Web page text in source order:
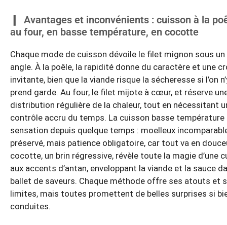
Avantages et inconvénients : cuisson à la
au four, en basse température, en cocotte
Chaque mode de cuisson dévoile le filet mignon sous
angle. À la poêle, la rapidité donne du caractère et une
invitante, bien que la viande risque la sécheresse si l’on
prend garde. Au four, le filet mijote à cœur, et réserve
distribution régulière de la chaleur, tout en nécessitant
contrôle accru du temps. La cuisson basse
sensation depuis quelque temps : moelleux
préservé, mais patience obligatoire, car tout va en
cocotte, un brin régressive, révèle toute la magie d’une
aux accents d’antan, enveloppant la viande et la sauce
ballet de saveurs. Chaque méthode offre ses atouts et
limites, mais toutes promettent de belles surprises si
conduites.